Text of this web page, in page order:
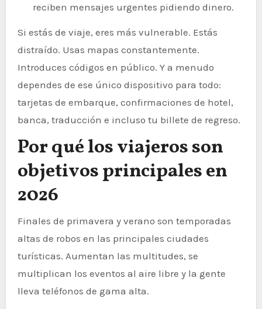
reciben mensajes urgentes pidiendo dinero.
Si estás de viaje, eres más vulnerable. Estás
distraído. Usas mapas constantemente.
Introduces códigos en público. Y a menudo
dependes de ese único dispositivo para todo:
tarjetas de embarque, confirmaciones de hotel,
banca, traducción e incluso tu billete de regreso.
Por qué los viajeros son
objetivos principales en
2026
Finales de primavera y verano son temporadas
altas de robos en las principales ciudades
turísticas. Aumentan las multitudes, se
multiplican los eventos al aire libre y la gente
lleva teléfonos de gama alta.